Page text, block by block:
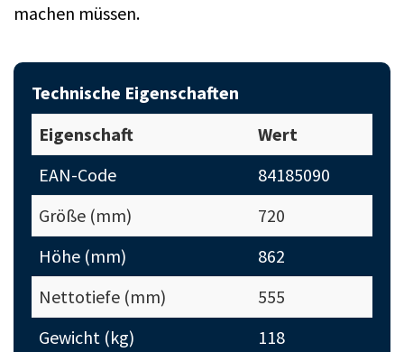
machen müssen.
Technische Eigenschaften
Eigenschaft
Wert
EAN-Code
84185090
Größe (mm)
720
Höhe (mm)
862
Nettotiefe (mm)
555
Gewicht (kg)
118